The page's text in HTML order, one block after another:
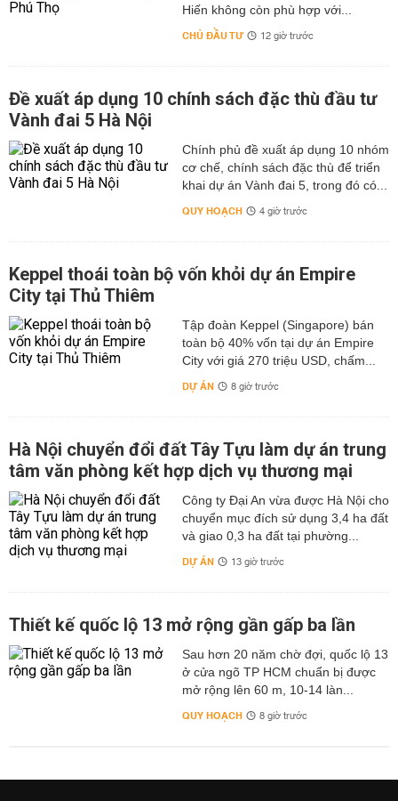
Hiến không còn phù hợp với...
CHỦ ĐẦU TƯ 12 giờ trước
Đề xuất áp dụng 10 chính sách đặc thù đầu tư
Vành đai 5 Hà Nội
Chính phủ đề xuất áp dụng 10 nhóm
cơ chế, chính sách đặc thù để triển
khai dự án Vành đai 5, trong đó có...
QUY HOẠCH 4 giờ trước
Keppel thoái toàn bộ vốn khỏi dự án Empire
City tại Thủ Thiêm
Tập đoàn Keppel (Singapore) bán
toàn bộ 40% vốn tại dự án Empire
City với giá 270 triệu USD, chấm...
DỰ ÁN 8 giờ trước
Hà Nội chuyển đổi đất Tây Tựu làm dự án trung
tâm văn phòng kết hợp dịch vụ thương mại
Công ty Đại An vừa được Hà Nội cho
chuyển mục đích sử dụng 3,4 ha đất
và giao 0,3 ha đất tại phường...
DỰ ÁN 13 giờ trước
Thiết kế quốc lộ 13 mở rộng gần gấp ba lần
Sau hơn 20 năm chờ đợi, quốc lộ 13
ở cửa ngõ TP HCM chuẩn bị được
mở rộng lên 60 m, 10-14 làn...
QUY HOẠCH 8 giờ trước